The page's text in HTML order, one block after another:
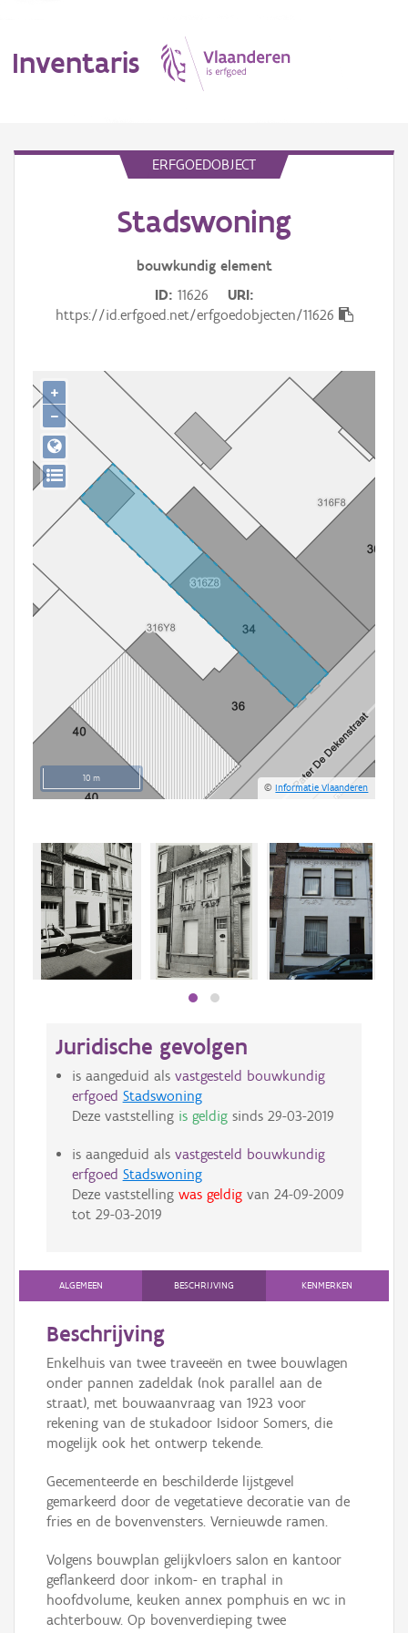
Inventaris
Gebeurtenis
Persoon of collectief
Downloads
Aanmelden
ERFGOEDOBJECT
Stadswoning
bouwkundig element
ID 11626
URI
https://id.erfgoed.net/erfgoedobjecten/11626
10 m
©Informatie Vlaanderen
+
−
Juridische gevolgen
is aangeduid als vastgesteld bouwkundig
erfgoed Stadswoning
Deze vaststelling is geldigsinds 29-03-2019
is aangeduid als vastgesteld bouwkundig
erfgoed Stadswoning
Deze vaststelling was geldigvan 24-09-2009
tot 29-03-2019
ALGEMEEN BESCHRIJVING KENMERKEN
Beschrijving
Enkelhuis van twee traveeën en twee bouwlagen
onder pannen zadeldak (nok parallel aan de
straat), met bouwaanvraag van 1923 voor
rekening van de stukadoor Isidoor Somers, die
mogelijk ook het ontwerp tekende.
Gecementeerde en beschilderde lijstgevel
gemarkeerd door de vegetatieve decoratie van de
fries en de bovenvensters. Vernieuwde ramen.
Volgens bouwplan gelijkvloers salon en kantoor
geflankeerd door inkom- en traphal in
hoofdvolume, keuken annex pomphuis en wc in
achterbouw. Op bovenverdieping twee